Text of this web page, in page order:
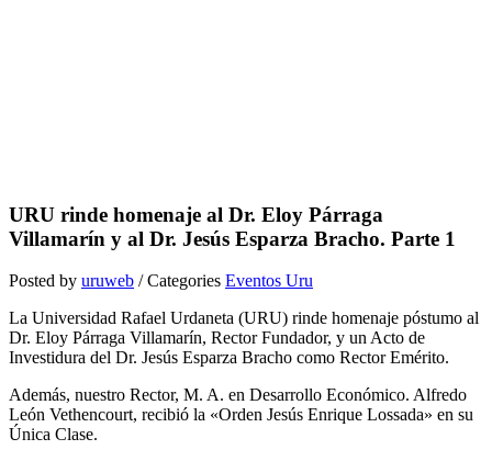
URU rinde homenaje al Dr. Eloy Párraga
Villamarín y al Dr. Jesús Esparza Bracho. Parte 1
Posted by uruweb / Categories Eventos Uru
La Universidad Rafael Urdaneta (URU) rinde homenaje póstumo al
Dr. Eloy Párraga Villamarín, Rector Fundador, y un Acto de
Investidura del Dr. Jesús Esparza Bracho como Rector Emérito.
Además, nuestro Rector, M. A. en Desarrollo Económico. Alfredo
León Vethencourt, recibió la «Orden Jesús Enrique Lossada» en su
Única Clase.